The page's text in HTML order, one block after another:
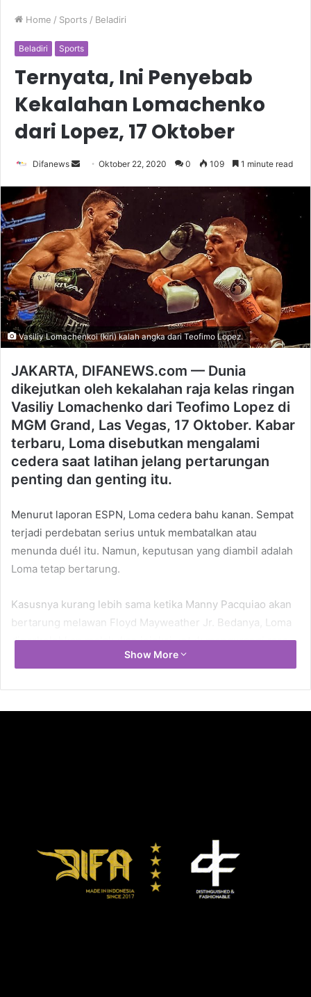
Home / Sports / Beladiri
Beladiri Sports
Ternyata, Ini Penyebab
Kekalahan Lomachenko
dari Lopez, 17 Oktober
Difanews
Send
email
Oktober 22, 2020 0 109 1 minute read
Vasiliy Lomachenkoi (kiri) kalah angka dari Teofimo Lopez.
JAKARTA, DIFANEWS.com — Dunia
dikejutkan oleh kekalahan raja kelas ringan
Vasiliy Lomachenko dari Teofimo Lopez di
MGM Grand, Las Vegas, 17 Oktober. Kabar
terbaru, Loma disebutkan mengalami
cedera saat latihan jelang pertarungan
penting dan genting itu.
Menurut laporan ESPN, Loma cedera bahu kanan. Sempat
terjadi perdebatan serius untuk membatalkan atau
menunda duél itu. Namun, keputusan yang diambil adalah
Loma tetap bertarung.
Kasusnya kurang lebih sama ketika Manny Pacquiao akan
bertarung melawan Floyd Mayweather Jr. Bedanya, Loma
diperbolehkan melakukan injeksi untuk mengurangi rasa
nyeri pada cederanya oleh NSAC (Badan Keolahragaan
Sayangnya, di ronde 2, cedera itu kembali mengganggu
Loma tak membeberkan masalah cedera karena
dikhawatirkan dianggap hanya cari-cari alasan setelah
Show More